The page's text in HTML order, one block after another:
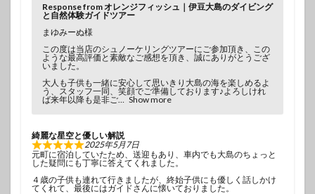
Response from オレンジフィッシュ｜伊豆大島のダイビング
と自然体験ガイドツアー
まゆみーぬ様
この度は当店のシュノーケリングツアーにご参加頂き、この
ような最高評価と素敵なご感想を頂き、誠にありがとうござ
いました。
大人も子供も一緒に安心して思いきり大島の海を楽しめるよ
う、スタッフ一同、笑顔でご準備しております♪よろしけれ
ば来年以降も是非ご
Show more
綺麗な星空と優しい解説
2025年5月7日
元町に宿泊していたため、送迎もあり、車内でも大島のちょっと
した疑問にも丁寧に答えてくれました。
４歳の子供も連れて行きましたが、終始子供にも優しく話しかけ
てくれて、最後にはガイドさんに懐いておりました。